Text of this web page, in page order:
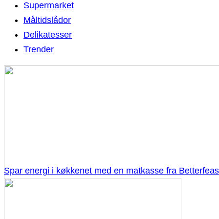
Supermarket
Måltidslådor
Delikatesser
Trender
Spar energi i køkkenet med en matkasse fra